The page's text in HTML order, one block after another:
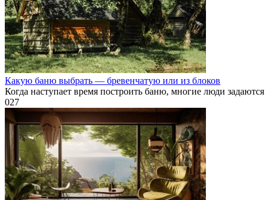
Какую баню выбрать — бревенчатую или из блоков
Когда наступает время построить баню, многие люди задаются
027